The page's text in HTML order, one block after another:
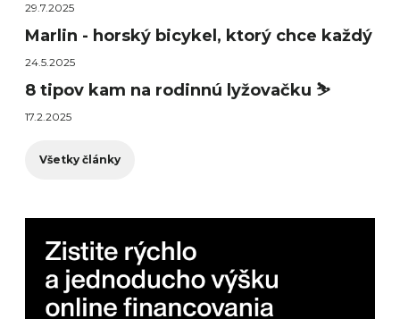
29.7.2025
Marlin - horský bicykel, ktorý chce každý
24.5.2025
8 tipov kam na rodinnú lyžovačku ⛷️
17.2.2025
Všetky články